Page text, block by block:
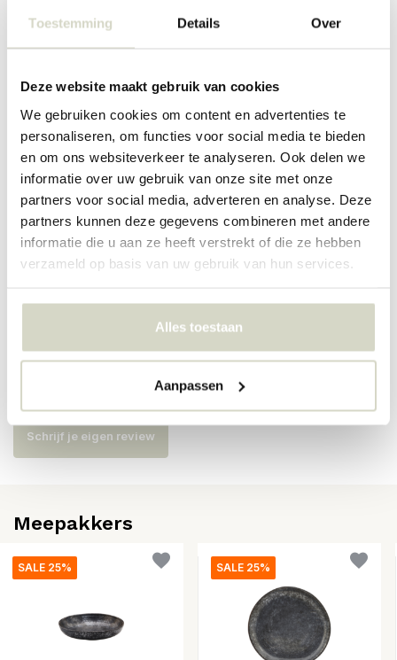
Toestemming Details Over
Deze website maakt gebruik van cookies
We gebruiken cookies om content en advertenties te
personaliseren, om functies voor social media te bieden
en om ons websiteverkeer te analyseren. Ook delen we
informatie over uw gebruik van onze site met onze
partners voor social media, adverteren en analyse. Deze
partners kunnen deze gegevens combineren met andere
informatie die u aan ze heeft verstrekt of die ze hebben
verzameld op basis van uw gebruik van hun services.
Alles toestaan
Aanpassen
met al het House Doctor servies. De borden zijn gemaakt van
porselein en worden geleverd in een set van 6 stuks.
Materiaal: porselein
Overige: geschikt voor de vaatwasser en magnetron.
PRODUCTSPECIFICATIES
Artikelnummer 206260103
SKU 206260103
Reviews
Er zijn nog geen reviews geschreven over dit product..
Schrijf je eigen review
Meepakkers
SALE 25% SALE 25%